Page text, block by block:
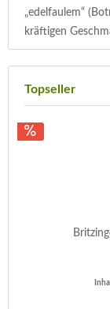
„edelfaulem“
kräftigen
Topseller